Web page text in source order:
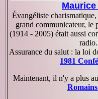
Maurice
Évangéliste
grand communicateur, le
(1914 - 2005) était aussi
radio.
Assurance du salut : la loi
1981
Maintenant, il n'y a plus